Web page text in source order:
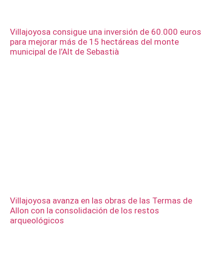
Villajoyosa consigue una inversión de 60.000 euros
para mejorar más de 15 hectáreas del monte
municipal de l’Alt de Sebastià
Villajoyosa avanza en las obras de las Termas de
Allon con la consolidación de los restos
arqueológicos